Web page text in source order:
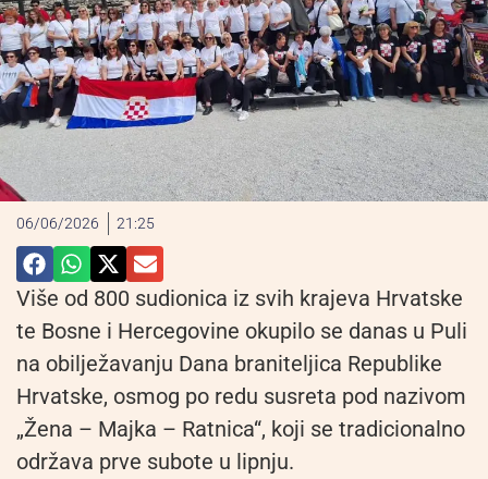
06/06/2026 21:25
Više od 800 sudionica iz svih krajeva Hrvatske
te Bosne i Hercegovine okupilo se danas u Puli
na obilježavanju Dana braniteljica Republike
Hrvatske, osmog po redu susreta pod nazivom
„Žena – Majka – Ratnica“, koji se tradicionalno
održava prve subote u lipnju.